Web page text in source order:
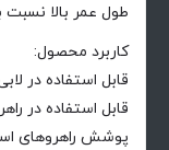
طول عمر بالا
کاربرد محصول:
قابل استفاده در
قابل استفاده در
پوشش راهروهای